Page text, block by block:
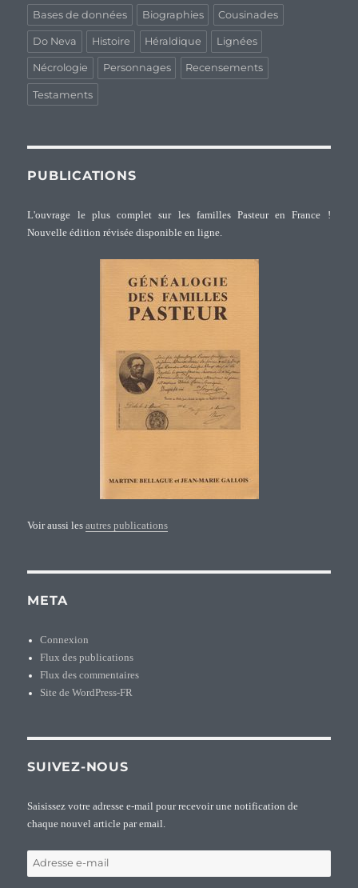
Bases de données Biographies Cousinades
Do Neva Histoire Héraldique Lignées
Nécrologie Personnages Recensements
Testaments
PUBLICATIONS
L'ouvrage le plus complet sur les familles Pasteur en France !
Nouvelle édition révisée disponible en ligne.
Voir aussi lesautres publications
META
Connexion
Flux des publications
Flux des commentaires
Site de WordPress-FR
SUIVEZ-NOUS
Saisissez votre adresse e-mail pour recevoir une notification de
chaque nouvel article par email.
Adresse
e-